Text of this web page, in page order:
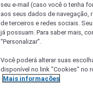
seu e-mail (caso você o tenha
aos seus dados de navegação,
de terceiros e redes sociais.
já possuam. Para saber mais,
“Personalizar”.
Você poderá alterar suas
disponível no link "Cookies" no
Mais informações